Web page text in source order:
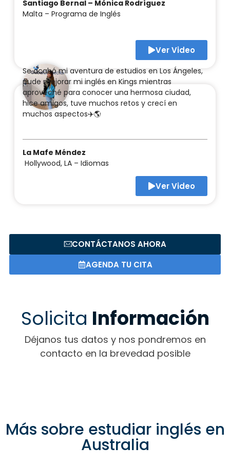
Santiago Bernal – Mónica Rodríguez
Malta – Programa de Inglés
Ver Video
Se acabó mi aventura de estudios en Los Ángeles,
pude mejorar mi inglés en Kings mientras
aproveché para conocer una hermosa ciudad,
hice amigos, tuve muchos retos y crecí en
muchos aspectos✈️🌎
La Mafe Méndez
Hollywood, LA – Idiomas
Ver Video
CONTÁCTANOS AHORA
AGENDA TU CITA
Solicita Información
Déjanos tus datos y nos pondremos en
contacto en la brevedad posible
Más sobre estudiar inglés en
Australia